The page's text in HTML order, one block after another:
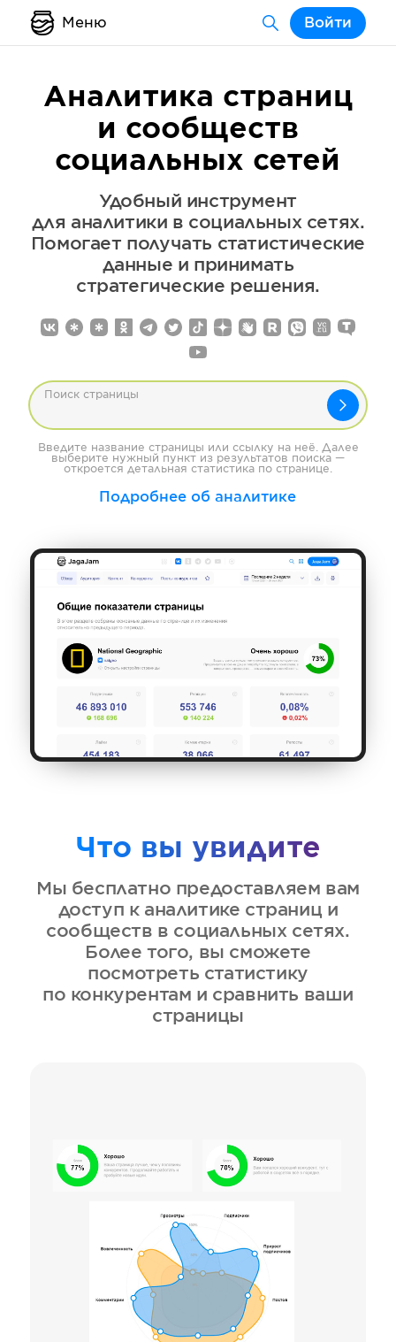
Меню Войти
Аналитика страниц
и сообществ
социальных сетей
Удобный инструмент
для аналитики в социальных сетях.
Помогает получать статистические
данные и принимать
стратегические решения.
Поиск страницы
Введите название страницы или ссылку на неё. Далее
выберите нужный пункт из результатов поиска —
откроется детальная статистика по странице.
Подробнее об аналитике
Что вы увидите
Мы бесплатно предоставляем вам
доступ к аналитике страниц и
сообществ в социальных сетях.
Более того, вы сможете
посмотреть статистику
по конкурентам и сравнить ваши
страницы